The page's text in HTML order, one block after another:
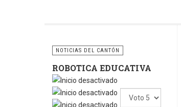
contenedores y sigamos
NOTICIAS DEL CANTÓN
ROBOTICA EDUCATIVA
Por